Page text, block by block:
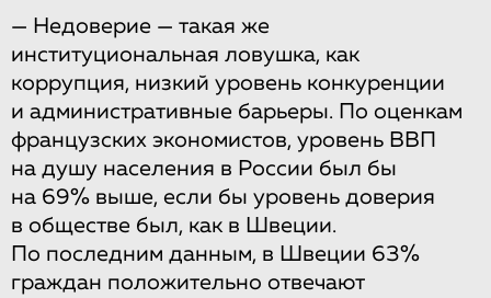
— Недоверие — такая же
институциональная ловушка, как
коррупция, низкий уровень конкуренции
и административные барьеры. По оценкам
французских экономистов, уровень ВВП
на душу населения в России был бы
на 69% выше, если бы уровень доверия
в обществе был, как в Швеции.
По последним данным, в Швеции 63%
граждан положительно отвечают